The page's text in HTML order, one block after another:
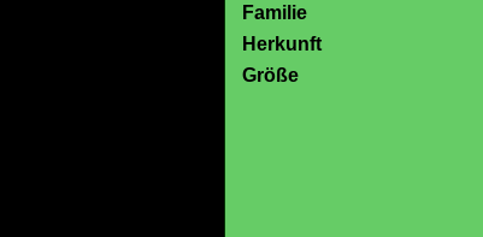
Familie
Herkunft
Größe